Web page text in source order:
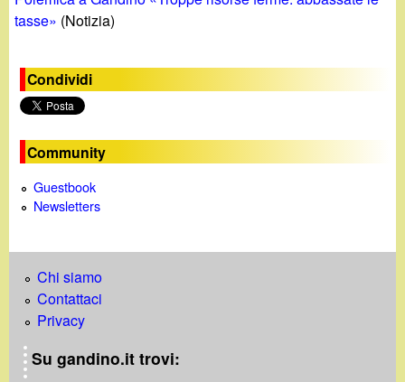
tasse» (Notizia)
Condividi
Community
Guestbook
Newsletters
Chi siamo
Contattaci
Privacy
Su gandino.it trovi: